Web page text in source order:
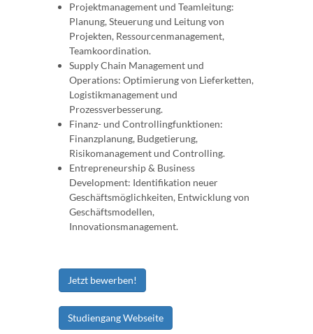
Projektmanagement und Teamleitung:
Planung, Steuerung und Leitung von
Projekten, Ressourcenmanagement,
Teamkoordination.
Supply Chain Management und
Operations: Optimierung von Lieferketten,
Logistikmanagement und
Prozessverbesserung.
Finanz- und Controllingfunktionen:
Finanzplanung, Budgetierung,
Risikomanagement und Controlling.
Entrepreneurship & Business
Development: Identifikation neuer
Geschäftsmöglichkeiten, Entwicklung von
Geschäftsmodellen,
Innovationsmanagement.
Jetzt bewerben!
Studiengang Webseite